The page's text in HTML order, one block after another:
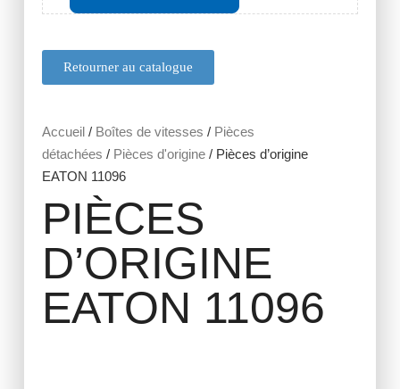
Retourner au catalogue
Accueil/ Boîtes de vitesses / Pièces
détachées / Pièces d'origine/ Pièces d’origine
EATON 11096
PIÈCES
D’ORIGINE
EATON 11096